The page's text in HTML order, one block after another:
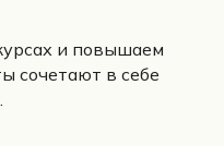
и повышаем
сочетают в себе